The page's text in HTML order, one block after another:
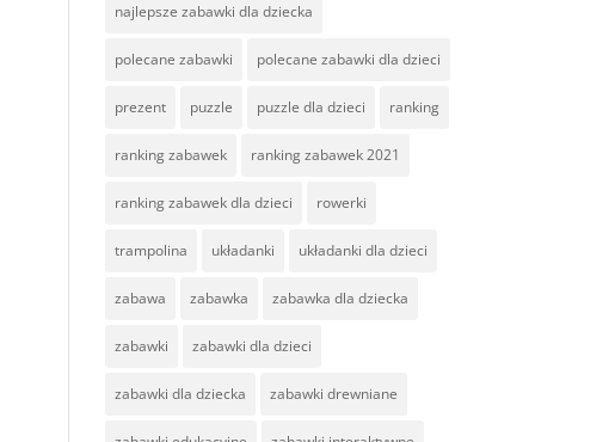
najlepsze zabawki dla dziecka
polecane zabawki polecane zabawki dla dzieci
prezent puzzle puzzle dla dzieci ranking
ranking zabawek ranking zabawek 2021
ranking zabawek dla dzieci rowerki
trampolina układanki układanki dla dzieci
zabawa zabawka zabawka dla dziecka
zabawki zabawki dla dzieci
zabawki dla dziecka zabawki drewniane